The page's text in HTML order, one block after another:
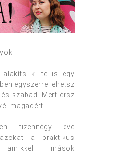
alakíts ki te is egy
egyszerre lehetsz
szabad. Mert érsz
magadért.
en tizennégy éve
a praktikus
amikkel mások